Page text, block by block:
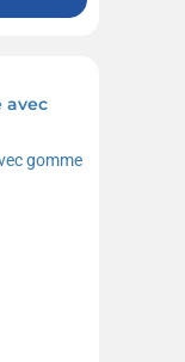
avec